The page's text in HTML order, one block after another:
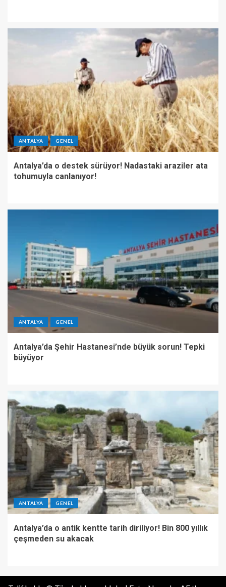
ANTALYA GENEL
Antalya’da o destek sürüyor! Nadastaki araziler ata
tohumuyla canlanıyor!
ANTALYA GENEL
Antalya’da Şehir Hastanesi’nde büyük sorun! Tepki
büyüyor
ANTALYA GENEL
Antalya’da o antik kentte tarih diriliyor! Bin 800 yıllık
çeşmeden su akacak